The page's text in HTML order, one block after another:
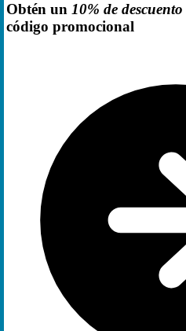
Obtén un 10% de descuento
código promocional